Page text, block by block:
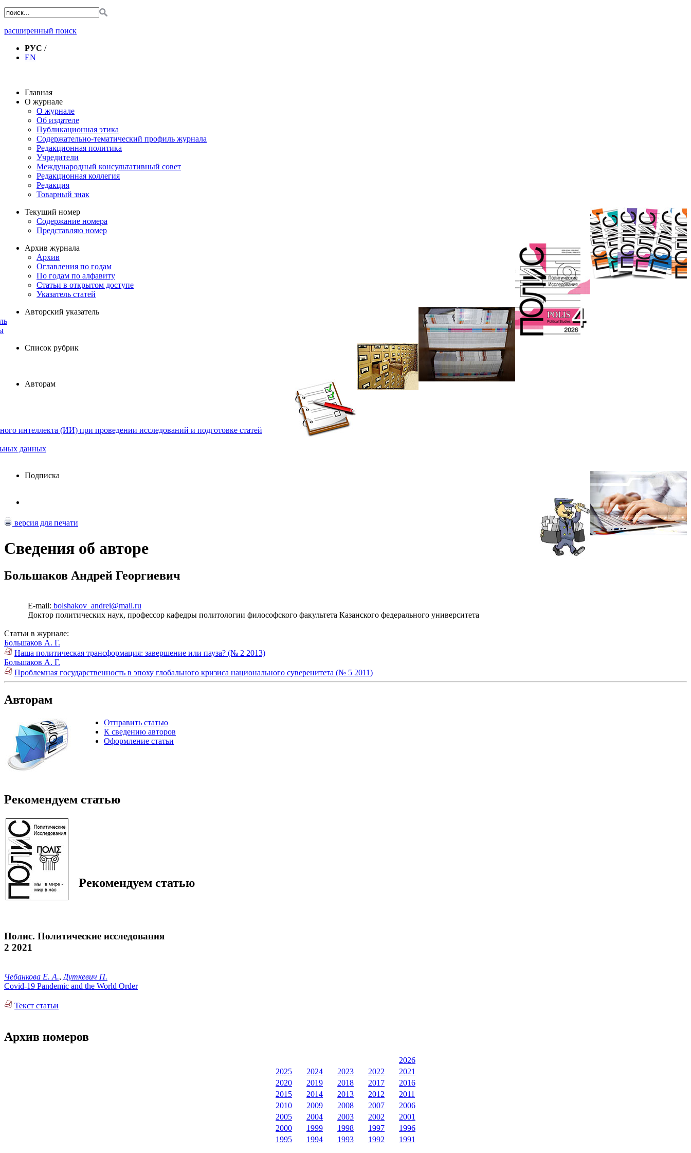
расширенный поиск
РУС /
EN
Главная
О журнале
О журнале
Об издателе
Публикационная этика
Содержательно-тематический профиль журнала
Редакционная политика
Учредители
Международный консультативный совет
Редакционная коллегия
Редакция
Товарный знак
Текущий номер
Содержание номера
Представляю номер
Архив журнала
Архив
Оглавления по годам
По годам по алфавиту
Статьи в открытом доступе
Указатель статей
Авторский указатель
Список рубрик
Авторам
интеллекта (ИИ) при проведении исследований и подготовке статей
данных
Подписка
версия для печати
Сведения об авторе
Большаков Андрей Георгиевич
E-mail: bolshakov_andrei@mail.ru
Доктор политических наук, профессор кафедры политологии философского факультета Казанского федерального университета
Статьи в журнале:
Большаков А. Г.
Наша политическая трансформация: завершение или пауза? (№ 2 2013)
Большаков А. Г.
Проблемная государственность в эпоху глобального кризиса национального суверенитета (№ 5 2011)
Авторам
Отправить статью
К сведению авторов
Оформление статьи
Рекомендуем статью
Рекомендуем статью
Полис. Политические исследования
2 2021
Чебанкова Е. А., Дуткевич П.
Covid-19 Pandemic and the World Order
Текст статьи
Архив номеров
2026
2025
2024 2023 2022
2021
2020
2019 2018 2017
2016
2015
2014 2013 2012
2011
2010
2009 2008 2007
2006
2005
2004 2003 2002
2001
2000
1999 1998 1997
1996
1995
1994 1993 1992 1991